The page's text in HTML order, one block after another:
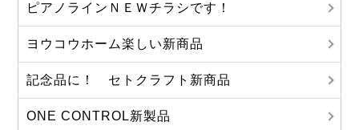
ピアノラインＮＥＷチラシです！
ヨウコウホーム楽しい新商品
記念品に！ セトクラフト新商品
ONE CONTROL新製品